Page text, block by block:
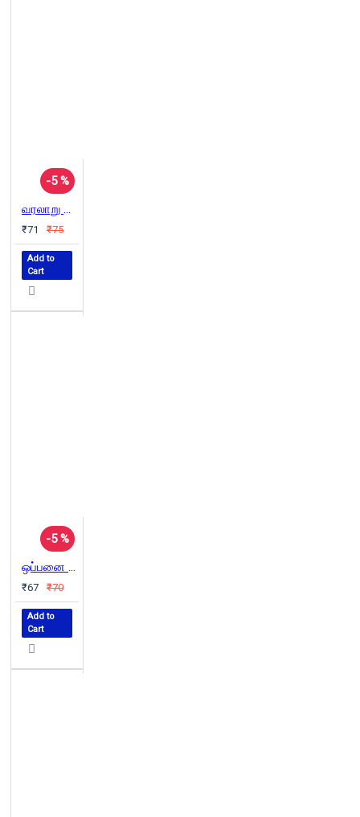
-5 %
வரலாறு யாரையும் விடுதலை செய்வதில்லை
₹71 ₹75
Add to
Cart
-5 %
ஒப்பனை நிழல்: இலங்கைச் சிறுகதைகள்
₹67 ₹70
Add to
Cart